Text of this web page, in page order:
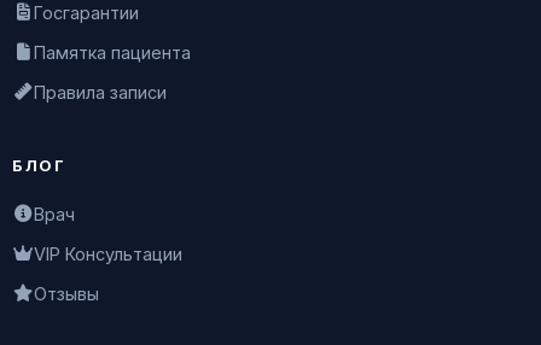
Госгарантии
Памятка пациента
Правила записи
БЛОГ
Врач
VIP Консультации
Отзывы